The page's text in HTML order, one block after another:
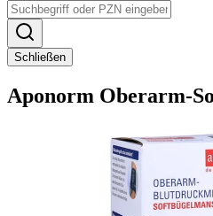
Schließen
Aponorm Oberarm-